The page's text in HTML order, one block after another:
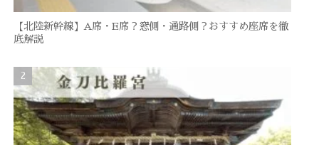
【北陸新幹線】A席・E席？窓側・通路側？おすすめ座席を徹
底解説